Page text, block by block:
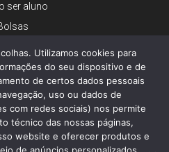
ser aluno
conosco
gerais
Utilizamos cookies para
do seu dispositivo e de
de certos dados pessoais
uso ou dados de
com redes sociais) nos permite
técnico das nossas páginas,
website e oferecer produtos e